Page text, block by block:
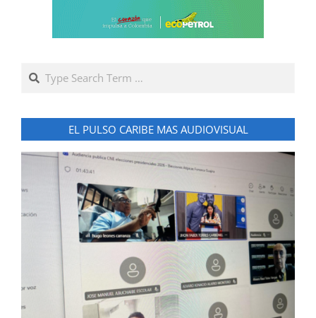
Search
EL PULSO CARIBE MAS AUDIOVISUAL